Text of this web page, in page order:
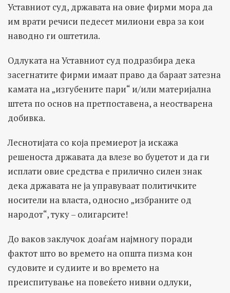
Уставниот суд, државата на овие фирми мора да
им врати речиси педесет милиони евра за кои
наводно ги оштетила.
Одлуката на Уставниот суд подразбира дека
засегнатите фирми имаат право да бараат затезна
камата на „изгубените пари“ и/или материјална
штета по основ на претпоставена, а неостварена
добивка.
Леснотијата со која премиерот ја искажа
решеноста државата да влезе во буџетот и да ги
исплати овие средства е прилично силен знак
дека државата не ја управуваат политичките
носители на власта, односно „избраните од
народот“, туку – олигарсите!
До ваков заклучок доаѓам најмногу поради
фактот што во времето на општа пизма кон
судовите и судиите и во времето на
преиспитување на повеќето нивни одлуки,